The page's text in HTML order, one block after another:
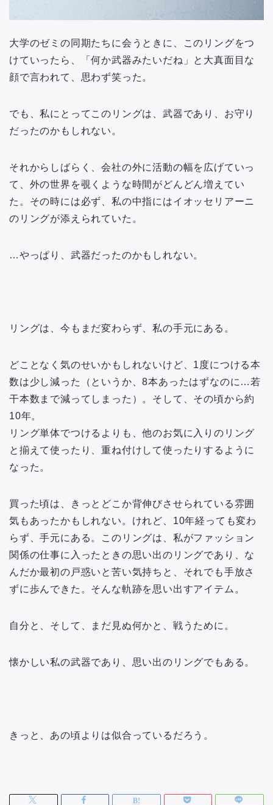
大学のゼミの同期たちに会うときに、このリングをつ
けていったら、「何か武器みたいだね」と大真面目な
顔で言われて、思わず笑った。
でも、私にとってこのリングは、武器であり、お守り
だったのかもしれない。
それからしばらく、会社の外に活動の幅を広げていっ
て、外の世界を覗くような時間がどんどん増えてい
た。その時には必ず、私の中指にはイオッセリアーニ
のリングが添えられていた。
…やっぱり、武器だったのかもしれない。
リングは、今もまだ変わらず、私の手元にある。
どことなく気のせいかもしれないけど、1度につける本
数は少し減った（というか、8本あったはずなのに…若
干本数まで減ってしまった）。そして、その頃から約
10年。
リング単体でつけるよりも、他のお気に入りのリング
と揃えて使ったり、重ね付けして使ったりするように
なった。
買った頃は、きっとどこか背伸びさせられている雰囲
気もあったかもしれない。けれど、10年経っても変わ
らず、手元にある。このリングは、私がファッション
関係の仕事に入ったときの思い出のリングであり、な
んだか最初の戸惑いと苦い気持ちと、それでも手放さ
ずに歩んできた。そんな軌跡を思い出すアイテム。
自分と、そして、まだ見ぬ何かと、戦うために。
懐かしい私の武器であり、思い出のリングでもある。
きっと、あの頃よりは似合っているだろう。